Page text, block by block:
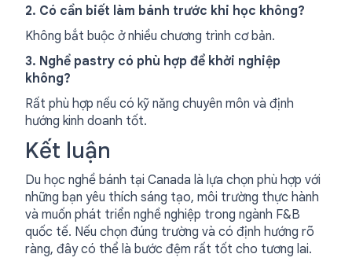
2. Có cần biết làm bánh trước khi học không?
Không bắt buộc ở nhiều chương trình cơ bản.
3. Nghề pastry có phù hợp để khởi nghiệp
không?
Rất phù hợp nếu có kỹ năng chuyên môn và định
hướng kinh doanh tốt.
Kết luận
Du học nghề bánh tại Canada là lựa chọn phù hợp với
những bạn yêu thích sáng tạo, môi trường thực hành
và muốn phát triển nghề nghiệp trong ngành F&B
quốc tế. Nếu chọn đúng trường và có định hướng rõ
ràng, đây có thể là bước đệm rất tốt cho tương lai.